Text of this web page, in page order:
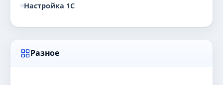
Настройка 1С
Разное